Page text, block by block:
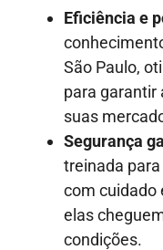
Eficiência e
São Paulo,
para garantir
suas
Segurança
treinada
com cuidado
elas
condições.